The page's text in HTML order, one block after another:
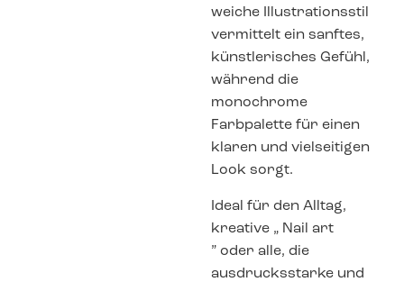
weiche Illustrationsstil
vermittelt ein sanftes,
künstlerisches Gefühl,
während die
monochrome
Farbpalette für einen
klaren und vielseitigen
Look sorgt.
Ideal für den Alltag,
kreative „ Nail art
” oder alle, die
ausdrucksstarke und